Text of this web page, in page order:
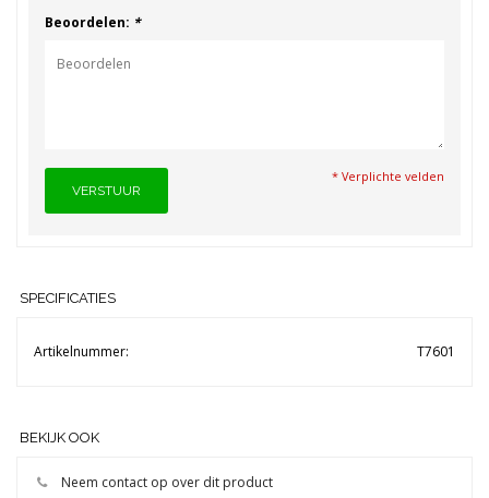
Beoordelen: *
* Verplichte velden
VERSTUUR
SPECIFICATIES
Artikelnummer: T7601
BEKIJK OOK
Neem contact op over dit product